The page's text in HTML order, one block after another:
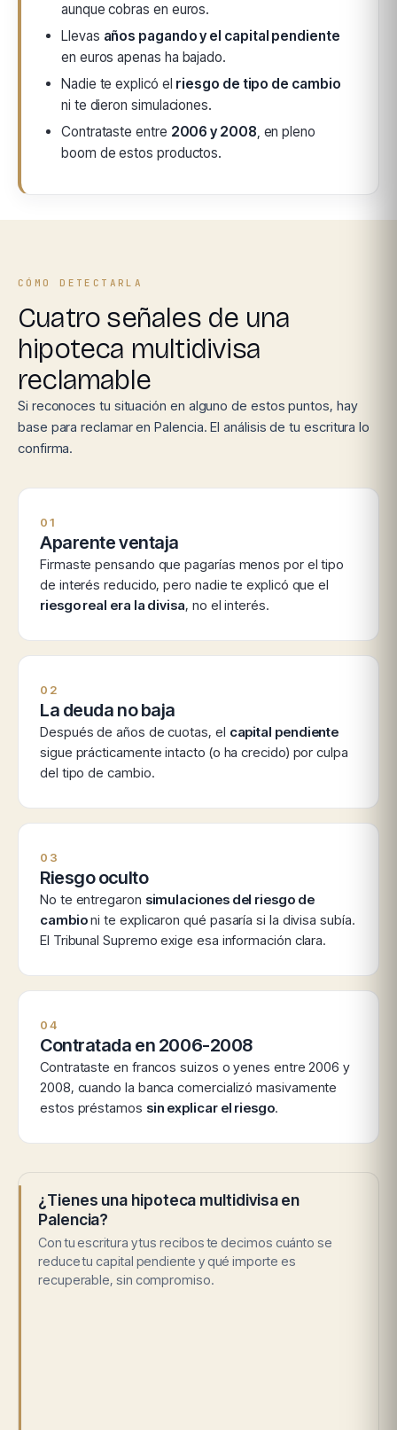
aunque cobras en euros.
Llevas años pagando y el capital pendiente
en euros apenas ha bajado.
Nadie te explicó el riesgo de tipo de cambio
ni te dieron simulaciones.
Contrataste entre 2006 y 2008, en pleno
boom de estos productos.
CÓMO DETECTARLA
Cuatro señales de una
hipoteca multidivisa
reclamable
Si reconoces tu situación en alguno de estos puntos, hay
base para reclamar en Palencia. El análisis de tu escritura lo
confirma.
01
Aparente ventaja
Firmaste pensando que pagarías menos por el tipo
de interés reducido, pero nadie te explicó que el
riesgo real era la divisa, no el interés.
02
La deuda no baja
Después de años de cuotas, el capital pendiente
sigue prácticamente intacto (o ha crecido) por culpa
del tipo de cambio.
03
Riesgo oculto
No te entregaron simulaciones del riesgo de
cambioni te explicaron qué pasaría si la divisa subía.
El Tribunal Supremo exige esa información clara.
04
Contratada en 2006-2008
Contrataste en francos suizos o yenes entre 2006 y
2008, cuando la banca comercializó masivamente
estos préstamos sin explicar el riesgo.
¿Tienes una hipoteca multidivisa en
Palencia?
Con tu escritura y tus recibos te decimos cuánto se
reduce tu capital pendiente y qué importe es
recuperable, sin compromiso.